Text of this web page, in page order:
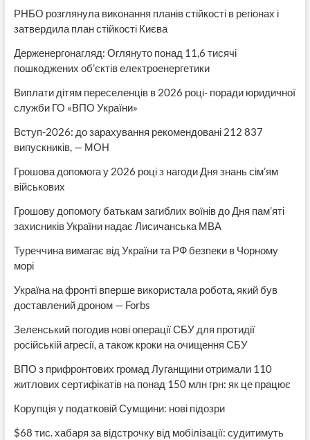
РНБО розглянула виконання планів стійкості в регіонах і
затвердила план стійкості Києва
Держенергонагляд: Оглянуто понад 11,6 тисячі
пошкоджених об’єктів електроенергетики
Виплати дітям переселенців в 2026 році- поради юридичної
служби ГО «ВПО України»
Вступ-2026: до зарахування рекомендовані 212 837
випускників, — МОН
Грошова допомога у 2026 році з нагоди Дня знань сім’ям
військових
Грошову допомогу батькам загиблих воїнів до Дня пам’яті
захисників України надає Лисичанська МВА
Туреччина вимагає від України та РФ безпеки в Чорному
морі
Україна на фронті вперше використала робота, який був
доставлений дроном — Forbs
Зеленський погодив нові операції СБУ для протидії
російській агресії, а також кроки на очищення СБУ
ВПО з прифронтових громад Луганщини отримали 110
житлових сертифікатів на понад 150 млн грн: як це працює
Корупція у податковій Сумщини: нові підозри
$68 тис. хабаря за відстрочку від мобілізації: судитимуть